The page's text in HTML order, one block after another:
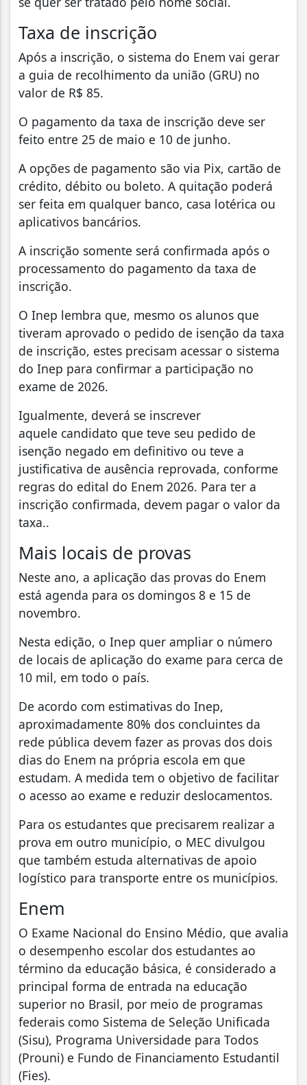
Taxa de inscrição
Após a inscrição, o sistema do Enem vai gerar
a guia de recolhimento da união (GRU) no
valor de R$ 85.
O pagamento da taxa de inscrição deve ser
feito entre 25 de maio e 10 de junho.
A opções de pagamento são via Pix, cartão de
crédito, débito ou boleto. A quitação poderá
ser feita em qualquer banco, casa lotérica ou
aplicativos bancários.
A inscrição somente será confirmada após o
processamento do pagamento da taxa de
inscrição.
O Inep lembra que, mesmo os alunos que
tiveram aprovado o pedido de isenção da taxa
de inscrição, estes precisam acessar o sistema
do Inep para confirmar a participação no
exame de 2026.
Igualmente, deverá se inscrever
aquele candidato que teve seu pedido de
isenção negado em definitivo ou teve a
justificativa de ausência reprovada, conforme
regras do edital do Enem 2026. Para ter a
inscrição confirmada, devem pagar o valor da
taxa..
Mais locais de provas
Neste ano, a aplicação das provas do Enem
está agenda para os domingos 8 e 15 de
novembro.
Nesta edição, o Inep quer ampliar o número
de locais de aplicação do exame para cerca de
10 mil, em todo o país.
De acordo com estimativas do Inep,
aproximadamente 80% dos concluintes da
rede pública devem fazer as provas dos dois
dias do Enem na própria escola em que
estudam. A medida tem o objetivo de facilitar
o acesso ao exame e reduzir deslocamentos.
Para os estudantes que precisarem realizar a
prova em outro município, o MEC divulgou
que também estuda alternativas de apoio
logístico para transporte entre os municípios.
Enem
O Exame Nacional do Ensino Médio, que avalia
o desempenho escolar dos estudantes ao
término da educação básica, é considerado a
principal forma de entrada na educação
superior no Brasil, por meio de programas
federais como Sistema de Seleção Unificada
(Sisu), Programa Universidade para Todos
(Prouni) e Fundo de Financiamento Estudantil
(Fies).